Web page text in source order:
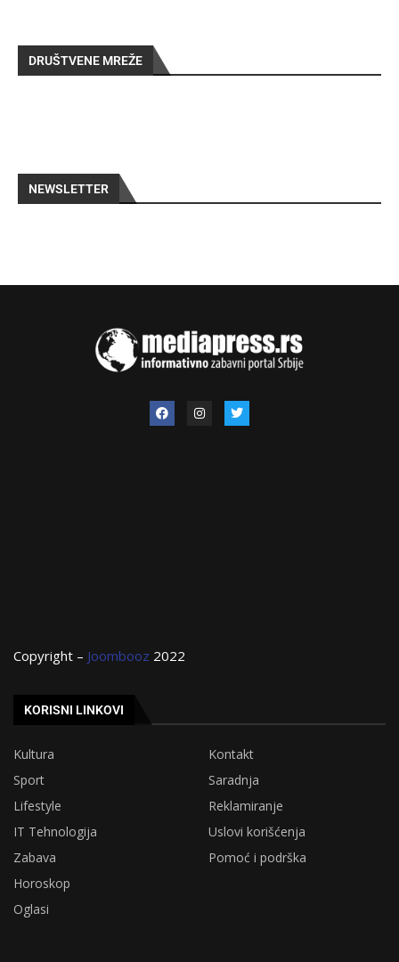
DRUŠTVENE MREŽE
NEWSLETTER
Copyright – Joombooz 2022
KORISNI LINKOVI
Kultura
Kontakt
Sport
Saradnja
Lifestyle
Reklamiranje
IT Tehnologija
Uslovi korišćenja
Zabava
Pomoć i podrška
Horoskop
Oglasi